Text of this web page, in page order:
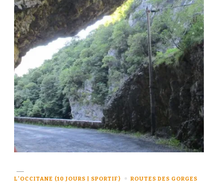
L'OCCITANE (10 JOURS | SPORTIF) ROUTES DES GORGES